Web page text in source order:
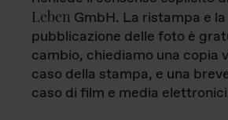
Leben GmbH. La ristampa e la
pubblicazione delle foto è
cambio, chiediamo una copia
caso della stampa, e una
caso di film e media